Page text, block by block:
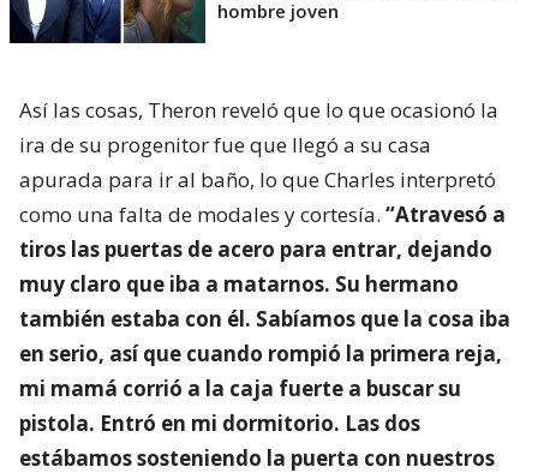
hombre joven
Así las cosas, Theron reveló que lo que ocasionó la
ira de su progenitor fue que llegó a su casa
apurada para ir al baño, lo que Charles interpretó
como una falta de modales y cortesía. “Atravesó a
tiros las puertas de acero para entrar, dejando
muy claro que iba a matarnos. Su hermano
también estaba con él. Sabíamos que la cosa iba
en serio, así que cuando rompió la primera reja,
mi mamá corrió a la caja fuerte a buscar su
pistola. Entró en mi dormitorio. Las dos
estábamos sosteniendo la puerta con nuestros